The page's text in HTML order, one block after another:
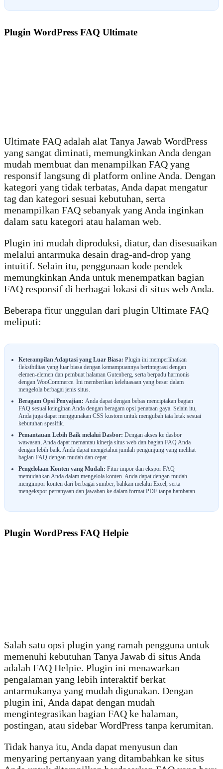
Plugin WordPress FAQ Ultimate
Ultimate FAQ adalah alat Tanya Jawab WordPress
yang sangat diminati, memungkinkan Anda dengan
mudah membuat dan menampilkan FAQ yang
responsif langsung di platform online Anda. Dengan
kategori yang tidak terbatas, Anda dapat mengatur
tag dan kategori sesuai kebutuhan, serta
menampilkan FAQ sebanyak yang Anda inginkan
dalam satu kategori atau halaman web.
Plugin ini mudah diproduksi, diatur, dan disesuaikan
melalui antarmuka desain drag-and-drop yang
intuitif. Selain itu, penggunaan kode pendek
memungkinkan Anda untuk menempatkan bagian
FAQ responsif di berbagai lokasi di situs web Anda.
Beberapa fitur unggulan dari plugin Ultimate FAQ
meliputi:
Keterampilan Adaptasi yang Luar Biasa: Plugin ini memperlihatkan
fleksibilitas yang luar biasa dengan kemampuannya berintegrasi dengan
elemen-elemen dan pembuat halaman Gutenberg, serta berpadu harmonis
dengan WooCommerce. Ini memberikan keleluasaan yang besar dalam
mengelola berbagai jenis situs.
Beragam Opsi Penyajian: Anda dapat dengan bebas menciptakan bagian
FAQ sesuai keinginan Anda dengan beragam opsi penataan gaya. Selain itu,
Anda juga dapat menggunakan CSS kustom untuk mengubah tata letak sesuai
kebutuhan spesifik.
Pemantauan Lebih Baik melalui Dasbor: Dengan akses ke dasbor
wawasan, Anda dapat memantau kinerja situs web dan bagian FAQ Anda
dengan lebih baik. Anda dapat mengetahui jumlah pengunjung yang melihat
bagian FAQ dengan mudah dan cepat.
Pengelolaan Konten yang Mudah: Fitur impor dan ekspor FAQ
memudahkan Anda dalam mengelola konten. Anda dapat dengan mudah
mengimpor konten dari berbagai sumber, bahkan melalui Excel, serta
mengekspor pertanyaan dan jawaban ke dalam format PDF tanpa hambatan.
Plugin WordPress FAQ Helpie
Salah satu opsi plugin yang ramah pengguna untuk
memenuhi kebutuhan Tanya Jawab di situs Anda
adalah FAQ Helpie. Plugin ini menawarkan
pengalaman yang lebih interaktif berkat
antarmukanya yang mudah digunakan. Dengan
plugin ini, Anda dapat dengan mudah
mengintegrasikan bagian FAQ ke halaman,
postingan, atau sidebar WordPress tanpa kerumitan.
Tidak hanya itu, Anda dapat menyusun dan
menyaring pertanyaan yang ditambahkan ke situs